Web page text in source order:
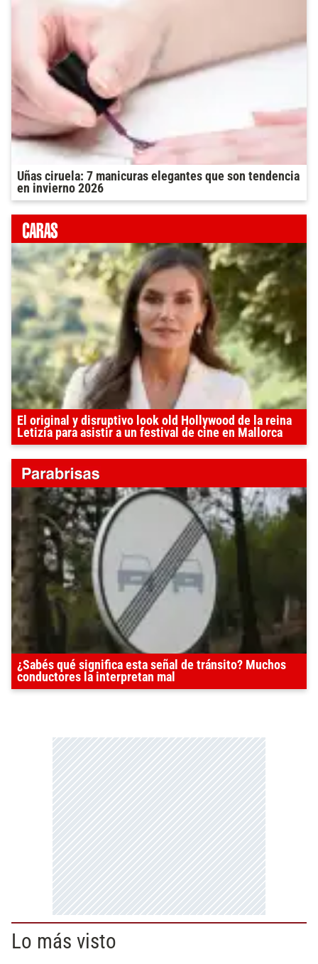
Uñas ciruela: 7 manicuras elegantes que son tendencia
en invierno 2026
El original y disruptivo look old Hollywood de la reina
Letizia para asistir a un festival de cine en Mallorca
¿Sabés qué significa esta señal de tránsito? Muchos
conductores la interpretan mal
Lo más visto